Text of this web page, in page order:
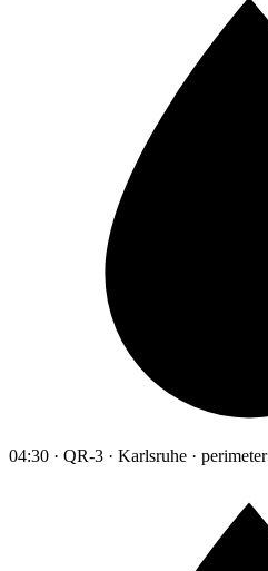
04:30 · QR-3 · Karlsruhe ·